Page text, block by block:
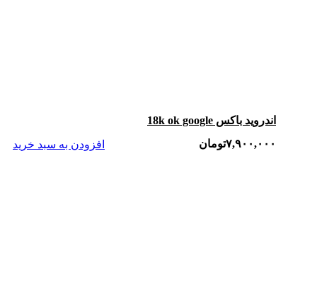
اندروید باکس 18k ok google
افزودن به سبد خرید
۷,۹۰۰,۰۰۰تومان